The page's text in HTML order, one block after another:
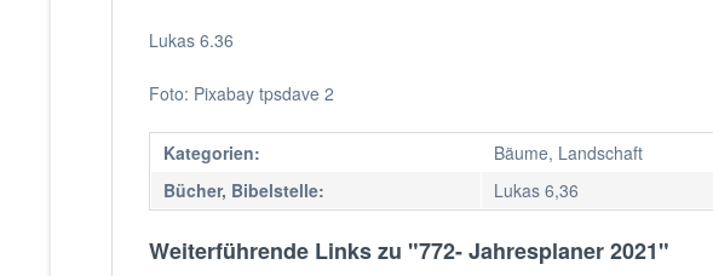
Lukas 6.36
Foto: Pixabay tpsdave 2
Kategorien:
Bäume, Landschaft
Bücher, Bibelstelle:
Lukas 6,36
Weiterführende Links zu "772- Jahresplaner 2021"